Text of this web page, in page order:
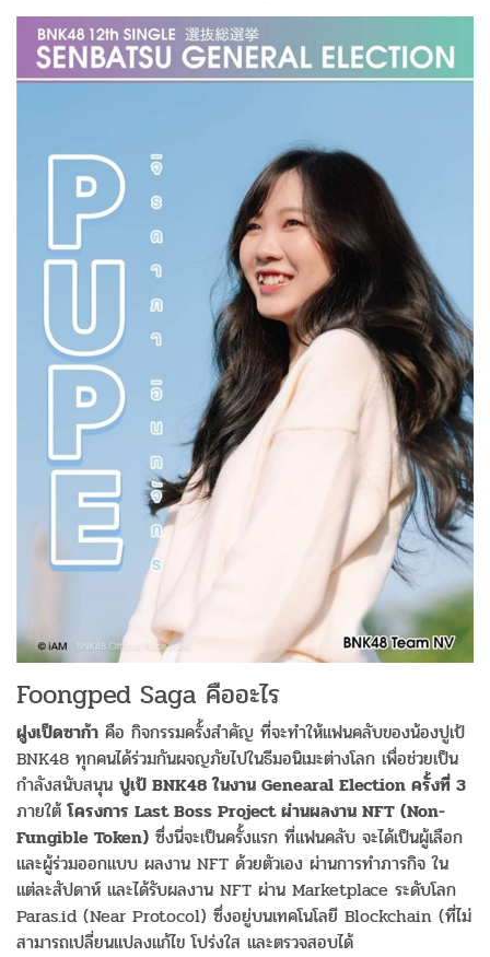
Foongped Saga คืออะไร
ฝูงเป็ดซาก้า คือ กิจกรรมครั้งสำคัญ ที่จะทำให้แฟนคลับของน้องปูเป้
BNK48 ทุกคนได้ร่วมกันผจญภัยไปในธีมอนิเมะต่างโลก เพื่อช่วยเป็น
กำลังสนับสนุน ปูเป้ BNK48 ในงาน Genearal Election ครั้งที่ 3
ภายใต้โครงการ Last Boss Project ผ่านผลงาน NFT (Non-
Fungible Token) ซึ่งนี่จะเป็นครั้งแรก ที่แฟนคลับ จะได้เป็นผู้เลือก
และผู้ร่วมออกแบบ ผลงาน NFT ด้วยตัวเอง ผ่านการทำภารกิจ ใน
แต่ละสัปดาห์ และได้รับผลงาน NFT ผ่าน Marketplace ระดับโลก
Paras.id (Near Protocol) ซึ่งอยู่บนเทคโนโลยี Blockchain (ที่ไม่
สามารถเปลี่ยนแปลงแก้ไข โปร่งใส และตรวจสอบได้